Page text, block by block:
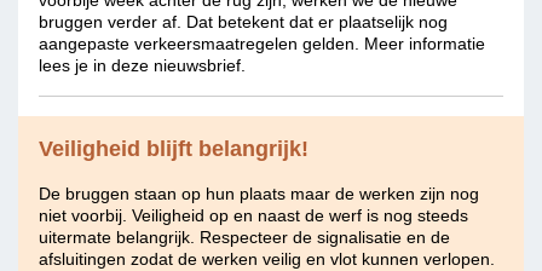
bruggen verder af. Dat betekent dat er plaatselijk nog
aangepaste verkeersmaatregelen gelden. Meer informatie
lees je in deze nieuwsbrief.
Veiligheid blijft belangrijk!
De bruggen staan op hun plaats maar de werken zijn nog
niet voorbij. Veiligheid op en naast de werf is nog steeds
uitermate belangrijk. Respecteer de signalisatie en de
afsluitingen zodat de werken veilig en vlot kunnen verlopen.